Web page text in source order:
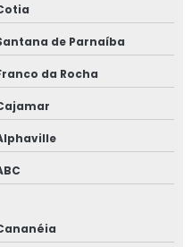
de trabalho
de Parnaíba
da Rocha